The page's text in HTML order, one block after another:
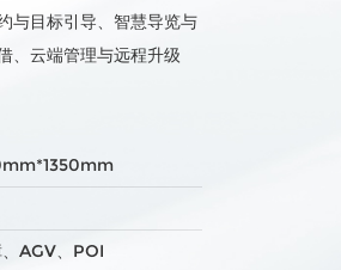
与目标引导、智慧导览与
、云端管理与远程升级
AGV、POI